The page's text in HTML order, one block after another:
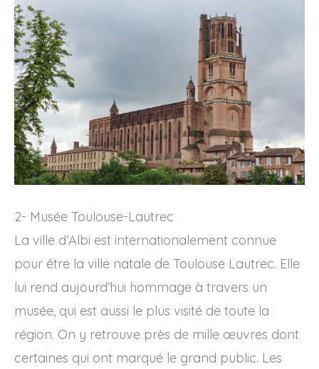
2- Musée Toulouse-Lautrec
La ville d’Albi est internationalement connue
pour être la ville natale de Toulouse Lautrec. Elle
lui rend aujourd’hui hommage à travers un
musée, qui est aussi le plus visité de toute la
région. On y retrouve près de mille œuvres dont
certaines qui ont marqué le grand public. Les